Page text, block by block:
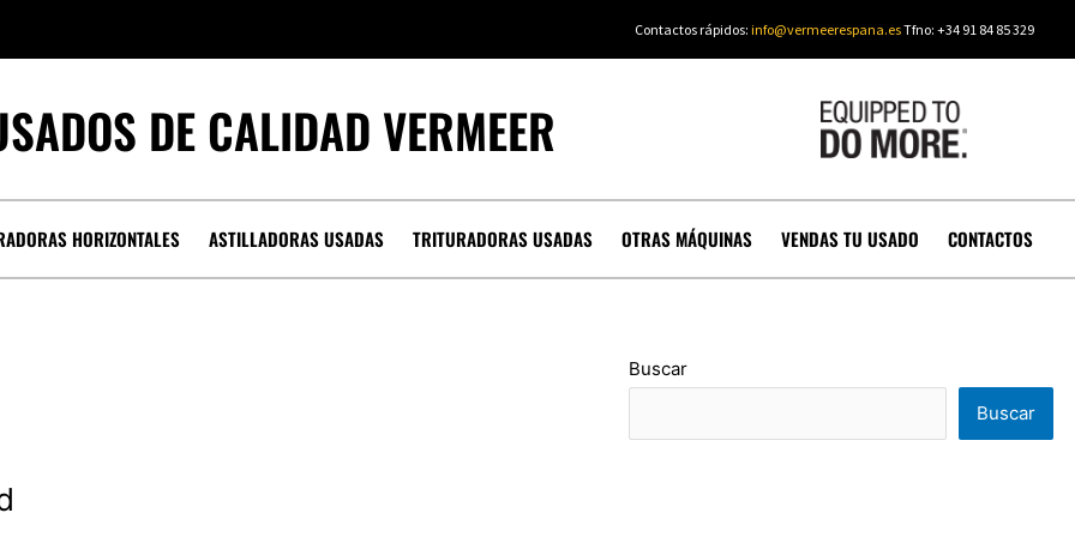
Contactos rápidos: info@vermeerespana.esTfno: +34 91 84 85 329
DE CALIDAD VERMEER
HORIZONTALES ASTILLADORAS USADAS TRITURADORAS USADAS OTRAS MÁQUINAS VENDAS TU USADO CONTACTOS
Buscar
Buscar